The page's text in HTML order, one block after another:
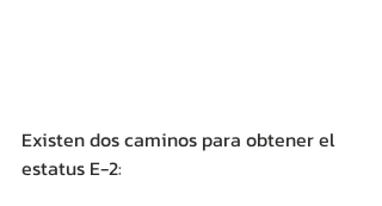
Existen dos caminos para obtener el
estatus E-2: